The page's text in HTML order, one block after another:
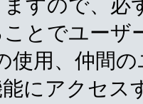
すので、必
とでユーザ
使用、仲間
にアクセス